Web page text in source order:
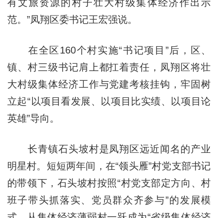
有文旅资源的村子壮大村级集体经济作出示
范。”凤翔区委书记王宏强说。
在全区160个村实施“书记项目”后，区、
镇、村三级书记肩上都扛着责任，凤翔区将壮
大村级集体经济工作与党建考核挂钩，牢固树
立起“以项目看发展、以项目比实绩、以项目论
英雄”导向。
长青镇石头坡村是凤翔区远近闻名的产业
明星村。短短两年间，在“领头雁”村党支部书记
的带领下，石头坡村按照“村党支部定方向、村
班子带头抓落实、党员群众齐参与”的发展模